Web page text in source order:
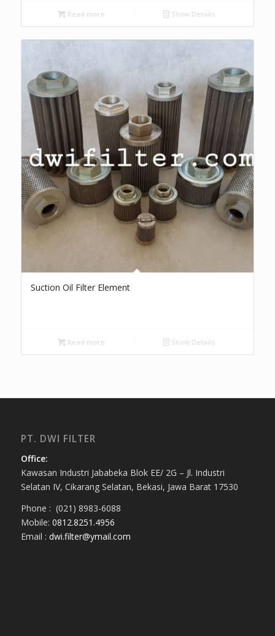
Read more Show Details
Suction Oil Filter Element
Read more Show Details
PT. DWI FILTER
Office:
Kawasan Industri Jababeka Blok EE/ 2G – Jl. Industri
Selatan IV, Cikarang Selatan, Bekasi, Jawa Barat 17530
Phone : (021) 8983-6088
Mobile: 0812.8251.4956
Email : dwi.filter@ymail.com